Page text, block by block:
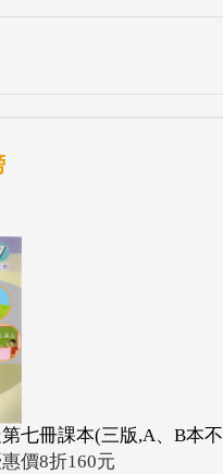
七冊課本(三版,A、B本不
價8折160元